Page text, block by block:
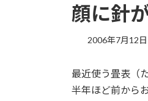
顔に針
2006年7月12日
最近使う畳表（
半年ほど前から